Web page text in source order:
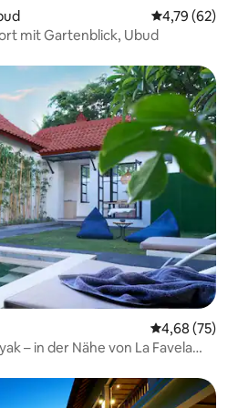
4,79 (62)
mit Gartenblick, Ubud
4,68 (75)
– in der Nähe von La Favela